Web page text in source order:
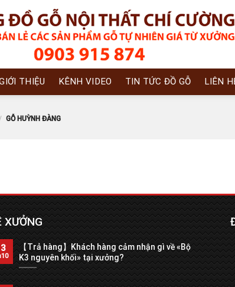
THIỆU KÊNH VIDEO TIN TỨC ĐỒ GỖ LIÊN
GỖ HUỲNH ĐÀNG
XƯỞNG
【Trả hàng】Khách hàng cảm nhận gì về «Bộ
K3 nguyên khối» tại xưởng?